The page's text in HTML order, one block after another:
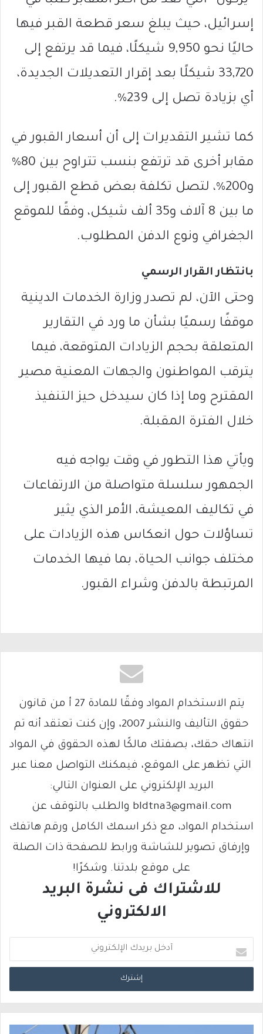
إسرائيل، حيث يبلغ سعر قطعة القبر فيها
حاليًا نحو 9,950 شيكلًا، فيما قد يرتفع إلى
33,720 شيكلًا بعد إقرار التعديلات الجديدة،
أي بزيادة تصل إلى 239%.
كما تشير التقديرات إلى أن أسعار القبور في
مقابر أخرى قد ترتفع بنسب تتراوح بين 80%
و200%، لتصل تكلفة بعض قطع القبور إلى
ما بين 8 آلاف و35 ألف شيكل، وفقًا للموقع
الجغرافي ونوع الدفن المطلوب.
بانتظار القرار الرسمي
وحتى الآن، لم تصدر وزارة الخدمات الدينية
موقفًا رسميًا بشأن ما ورد في التقارير
المتعلقة بحجم الزيادات المتوقعة، فيما
يترقب المواطنون والجهات المعنية مصير
المقترح وما إذا كان سيدخل حيز التنفيذ
خلال الفترة المقبلة.
ويأتي هذا التطور في وقت يواجه فيه
الجمهور سلسلة متواصلة من الارتفاعات
في تكاليف المعيشة، الأمر الذي يثير
تساؤلات حول انعكاس هذه الزيادات على
مختلف جوانب الحياة، بما فيها الخدمات
المرتبطة بالدفن وشراء القبور.
يتم الاستخدام المواد وفقًا للمادة 27 أ من قانون
حقوق التأليف والنشر 2007، وإن كنت تعتقد أنه تم
انتهاك حقك، بصفتك مالكًا لهذه الحقوق في المواد
التي تظهر على الموقع، فيمكنك التواصل معنا عبر
البريد الإلكتروني على العنوان التالي:
bldtna3@gmail.com والطلب بالتوقف عن
استخدام المواد، مع ذكر اسمك الكامل ورقم هاتفك
وإرفاق تصوير للشاشة ورابط للصفحة ذات الصلة
على موقع بلدتنا. وشكرًا!
للاشتراك فى نشرة البريد
الالكتروني
د
خ